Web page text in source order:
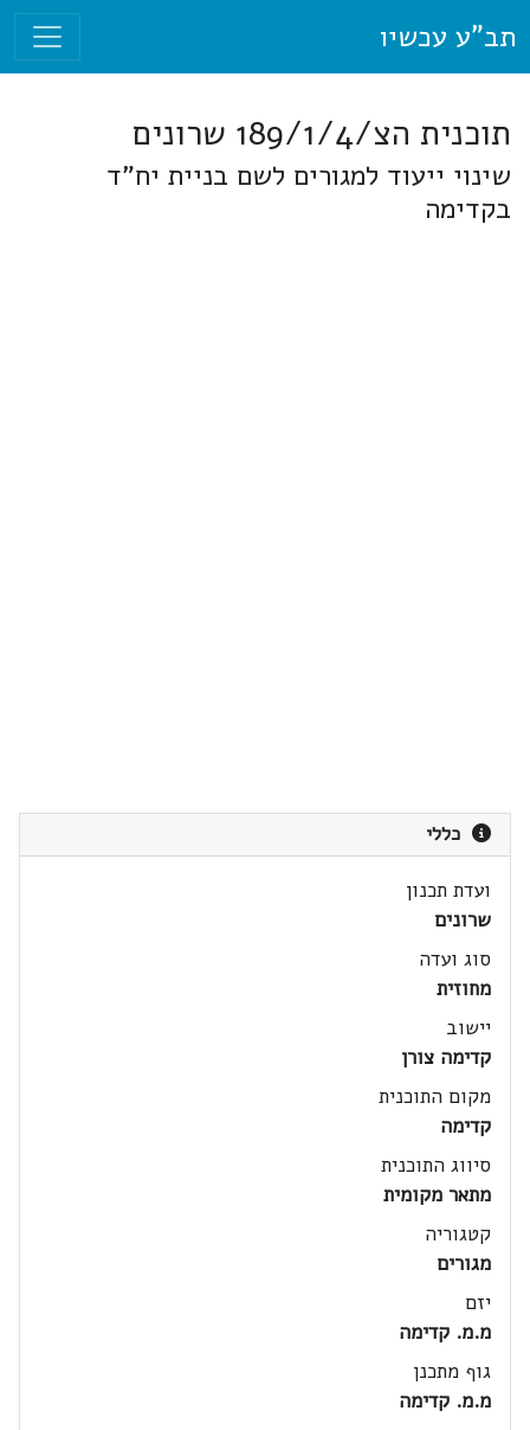
תב"ע עכשיו
תוכנית הצ/189/1/4 שרונים
שינוי ייעוד למגורים לשם בניית יח"ד
בקדימה
כללי
ועדת תכנון
שרונים
סוג ועדה
מחוזית
יישוב
קדימה צורן
מקום התוכנית
קדימה
סיווג התוכנית
מתאר מקומית
קטגוריה
מגורים
יזם
מ.מ. קדימה
גוף מתכנן
מ.מ. קדימה